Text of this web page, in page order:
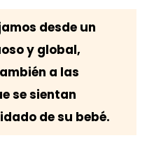
desde un
y global,
a las
se sientan
de su bebé.